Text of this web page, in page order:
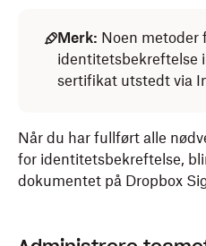
Merk: Noen metoder
identitetsbekreftelse
sertifikat utstedt via
Når du har fullført alle
for identitetsbekreftelse,
dokumentet på Dropbox